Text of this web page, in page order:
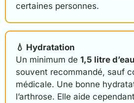
certaines personnes.
💧 Hydratation
Un minimum de 1,5 litre d’eau
souvent recommandé, sauf
médicale. Une bonne
l’arthrose. Elle aide